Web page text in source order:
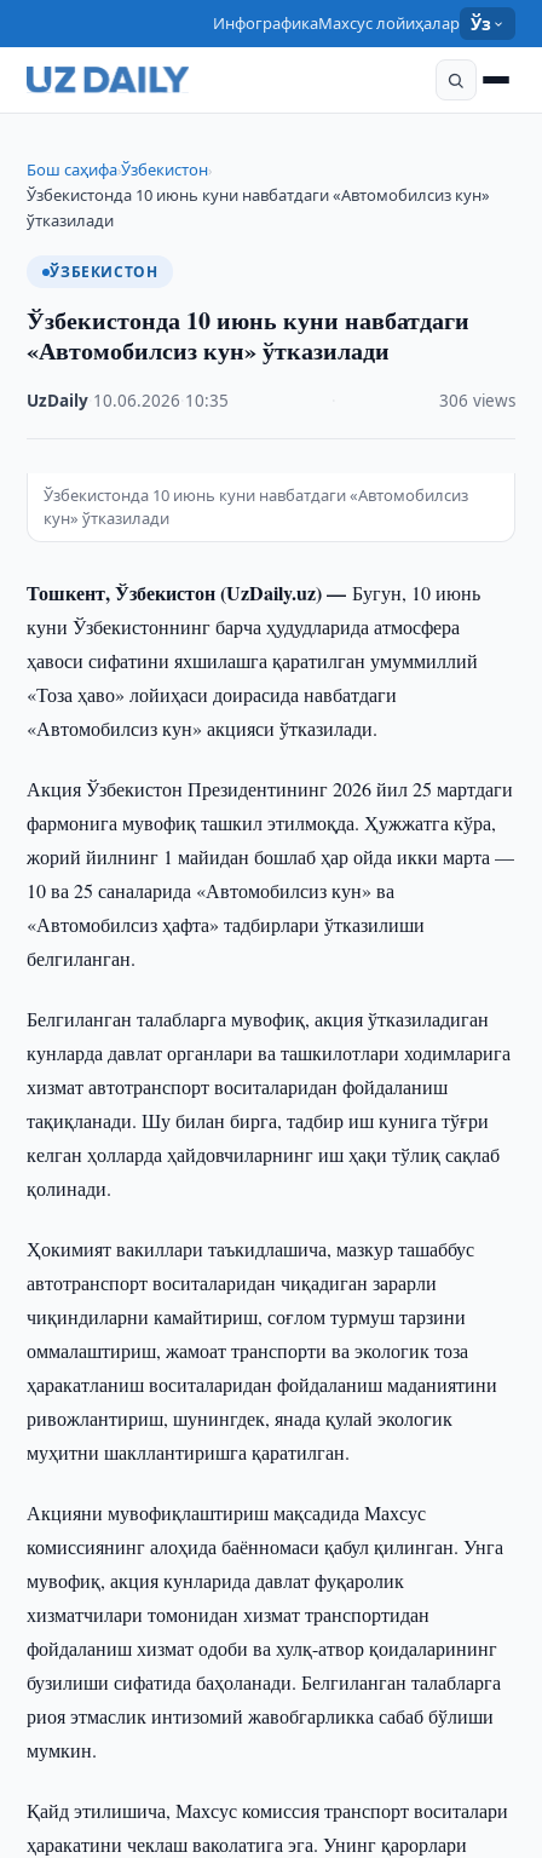
ИнфографикаМахсус лойиҳалар Ўз
Бош саҳифа›Ўзбекистон›
Ўзбекистонда 10 июнь куни навбатдаги «Автомобилсиз кун»
ўтказилади
ЎЗБЕКИСТОН
Ўзбекистонда 10 июнь куни навбатдаги
«Автомобилсиз кун» ўтказилади
UzDaily 10.06.2026 10:35 306 views
Ўзбекистонда 10 июнь куни навбатдаги «Автомобилсиз
кун» ўтказилади
Тошкент, Ўзбекистон (UzDaily.uz) —Бугун, 10 июнь
куни Ўзбекистоннинг барча ҳудудларида атмосфера
ҳавоси сифатини яхшилашга қаратилган умуммиллий
«Тоза ҳаво» лойиҳаси доирасида навбатдаги
«Автомобилсиз кун» акцияси ўтказилади.
Акция Ўзбекистон Президентининг 2026 йил 25 мартдаги
фармонига мувофиқ ташкил этилмоқда. Ҳужжатга кўра,
жорий йилнинг 1 майидан бошлаб ҳар ойда икки марта —
10 ва 25 саналарида «Автомобилсиз кун» ва
«Автомобилсиз ҳафта» тадбирлари ўтказилиши
белгиланган.
Белгиланган талабларга мувофиқ, акция ўтказиладиган
кунларда давлат органлари ва ташкилотлари ходимларига
хизмат автотранспорт воситаларидан фойдаланиш
тақиқланади. Шу билан бирга, тадбир иш кунига тўғри
келган ҳолларда ҳайдовчиларнинг иш ҳақи тўлиқ сақлаб
қолинади.
Ҳокимият вакиллари таъкидлашича, мазкур ташаббус
автотранспорт воситаларидан чиқадиган зарарли
чиқиндиларни камайтириш, соғлом турмуш тарзини
оммалаштириш, жамоат транспорти ва экологик тоза
ҳаракатланиш воситаларидан фойдаланиш маданиятини
ривожлантириш, шунингдек, янада қулай экологик
муҳитни шакллантиришга қаратилган.
Акцияни мувофиқлаштириш мақсадида Махсус
комиссиянинг алоҳида баённомаси қабул қилинган. Унга
мувофиқ, акция кунларида давлат фуқаролик
хизматчилари томонидан хизмат транспортидан
фойдаланиш хизмат одоби ва хулқ-атвор қоидаларининг
бузилиши сифатида баҳоланади. Белгиланган талабларга
риоя этмаслик интизомий жавобгарликка сабаб бўлиши
мумкин.
Қайд этилишича, Махсус комиссия транспорт воситалари
ҳаракатини чеклаш ваколатига эга. Унинг қарорлари